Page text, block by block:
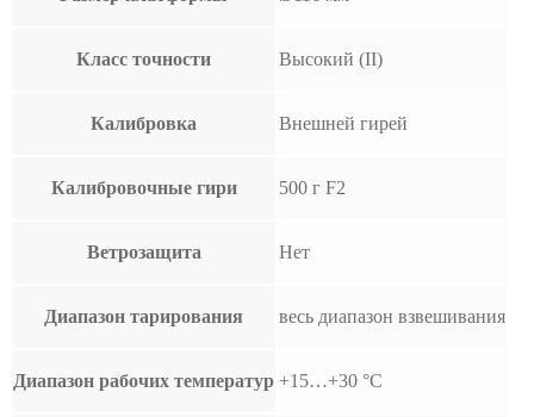
Класс точности Высокий (II)
Калибровка Внешней гирей
Калибровочные гири 500 г F2
Ветрозащита Нет
Диапазон тарирования весь диапазон взвешивания
Диапазон рабочих температур +15…+30 °С